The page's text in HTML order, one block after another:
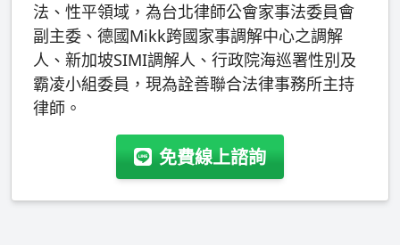
法、性平領域，為台北律師公會家事法委員會
副主委、德國Mikk跨國家事調解中心之調解
人、新加坡SIMI調解人、行政院海巡署性別及
霸凌小組委員，現為詮善聯合法律事務所主持
律師。
免費線上諮詢